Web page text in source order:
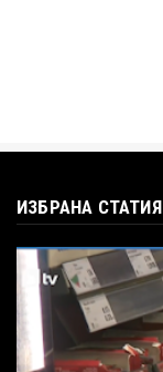
ИЗБРАНА СТАТИЯ